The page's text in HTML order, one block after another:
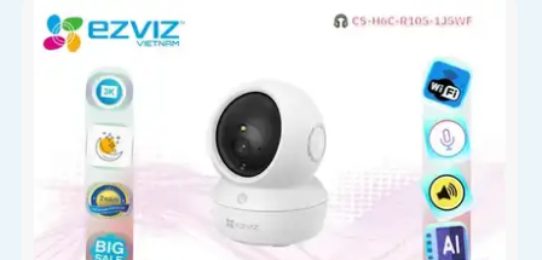
những người thân yêu